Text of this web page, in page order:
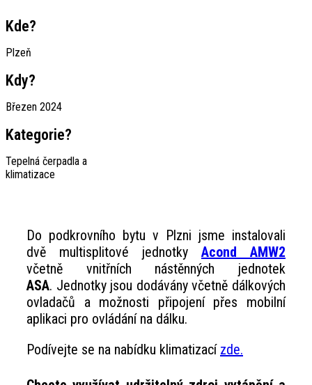
Kde?
Plzeň
Kdy?
Březen 2024
Kategorie?
Tepelná čerpadla a
klimatizace
Do podkrovního bytu v Plzni jsme instalovali
dvě multisplitové jednotky Acond AMW2
včetně vnitřních nástěnných jednotek
ASA. Jednotky jsou dodávány včetně dálkových
ovladačů a možnosti připojení přes mobilní
aplikaci pro ovládání na dálku.
Podívejte se na nabídku klimatizací zde.